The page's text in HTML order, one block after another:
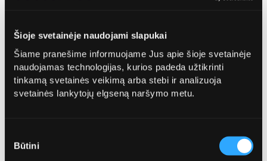
Šioje svetainėje naudojami slapukai
Šiame pranešime informuojame Jus apie šioje svetainėje
naudojamas technologijas, kurios padeda užtikrinti
tinkamą svetainės veikimą arba stebi ir analizuoja
svetainės lankytojų elgseną naršymo metu.
pasirinkimas
Būtini
Telefonas*